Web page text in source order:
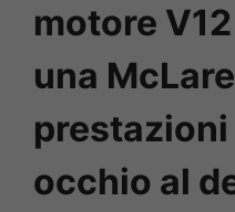
motore
una
occhio al